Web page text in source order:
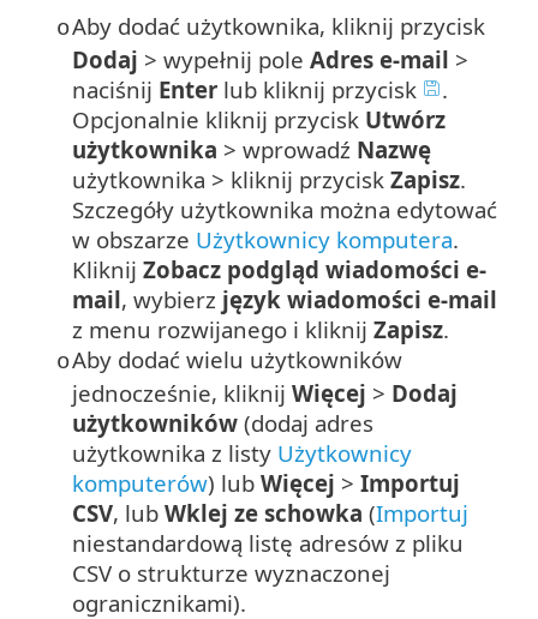
oAby dodać użytkownika, kliknij przycisk
Dodaj > wypełnij pole Adres e-mail >
naciśnij Enter lub kliknij przycisk
.
Opcjonalnie kliknij przycisk Utwórz
użytkownika > wprowadź Nazwę
użytkownika > kliknij przycisk Zapisz.
Szczegóły użytkownika można edytować
w obszarze Użytkownicy komputera.
Kliknij Zobacz podgląd wiadomości e-
mail, wybierz język wiadomości e-mail
z menu rozwijanego i kliknij Zapisz.
oAby dodać wielu użytkowników
jednocześnie, kliknij Więcej > Dodaj
użytkowników (dodaj adres
użytkownika z listy Użytkownicy
komputerów) lub Więcej > Importuj
CSV, lub Wklej ze schowka (Importuj
niestandardową listę adresów z pliku
CSV o strukturze wyznaczonej
ogranicznikami).